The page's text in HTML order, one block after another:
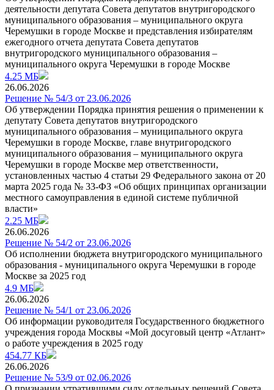
деятельности депутата Совета депутатов внутригородского
муниципального образования – муниципального округа
Черемушки в городе Москве и представления избирателям
ежегодного отчета депутата Совета депутатов
внутригородского муниципального образования –
муниципального округа Черемушки в городе Москве
4.25 МБ
26.06.2026
Решение № 54/3 от 23.06.2026
Об утверждении Порядка принятия решения о применении к
депутату Совета депутатов внутригородского
муниципального образования – муниципального округа
Черемушки в городе Москве, главе внутригородского
муниципального образования – муниципального округа
Черемушки в городе Москве мер ответственности,
установленных частью 4 статьи 29 Федерального закона от 20
марта 2025 года № 33-ФЗ «Об общих принципах организации
местного самоуправления в единой системе публичной
власти»
2.25 МБ
26.06.2026
Решение № 54/2 от 23.06.2026
Об исполнении бюджета внутригородского муниципального
образования - муниципального округа Черемушки в городе
Москве за 2025 год
4.9 МБ
26.06.2026
Решение № 54/1 от 23.06.2026
Об информации руководителя Государственного бюджетного
учреждения города Москвы «Мой досуговый центр «Атлант»
о работе учреждения в 2025 году
454.77 КБ
26.06.2026
Решение № 53/9 от 02.06.2026